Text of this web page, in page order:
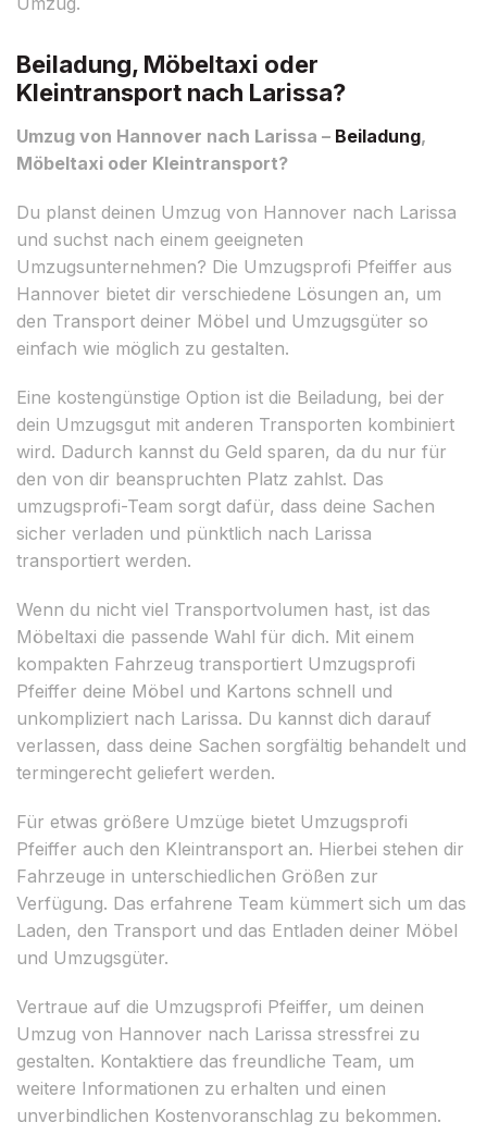
Beiladung, Möbeltaxi oder
Kleintransport nach Larissa?
Umzug von Hannover nach Larissa – Beiladung,
Möbeltaxi oder Kleintransport?
Du planst deinen Umzug von Hannover nach Larissa
und suchst nach einem geeigneten
Umzugsunternehmen? Die Umzugsprofi Pfeiffer aus
Hannover bietet dir verschiedene Lösungen an, um
den Transport deiner Möbel und Umzugsgüter so
einfach wie möglich zu gestalten.
Eine kostengünstige Option ist die Beiladung, bei der
dein Umzugsgut mit anderen Transporten kombiniert
wird. Dadurch kannst du Geld sparen, da du nur für
den von dir beanspruchten Platz zahlst. Das
umzugsprofi-Team sorgt dafür, dass deine Sachen
sicher verladen und pünktlich nach Larissa
transportiert werden.
Wenn du nicht viel Transportvolumen hast, ist das
Möbeltaxi die passende Wahl für dich. Mit einem
kompakten Fahrzeug transportiert Umzugsprofi
Pfeiffer deine Möbel und Kartons schnell und
unkompliziert nach Larissa. Du kannst dich darauf
verlassen, dass deine Sachen sorgfältig behandelt und
termingerecht geliefert werden.
Für etwas größere Umzüge bietet Umzugsprofi
Pfeiffer auch den Kleintransport an. Hierbei stehen dir
Fahrzeuge in unterschiedlichen Größen zur
Verfügung. Das erfahrene Team kümmert sich um das
Laden, den Transport und das Entladen deiner Möbel
und Umzugsgüter.
Vertraue auf die Umzugsprofi Pfeiffer, um deinen
Umzug von Hannover nach Larissa stressfrei zu
gestalten. Kontaktiere das freundliche Team, um
weitere Informationen zu erhalten und einen
unverbindlichen Kostenvoranschlag zu bekommen.